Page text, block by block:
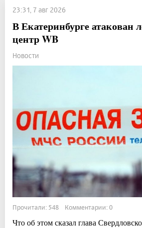
23:31, 7 авг 2026
В Екатеринбурге атакован
центр WB
Новости
Прочитали: 548 Комментарии: 0
Что об этом сказал глава